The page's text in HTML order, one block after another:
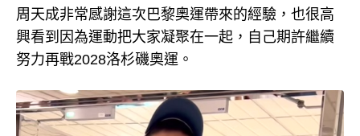
周天成非常感謝這次巴黎奧運帶來的經驗，也很高
興看到因為運動把大家凝聚在一起，自己期許繼續
努力再戰2028洛杉磯奧運。